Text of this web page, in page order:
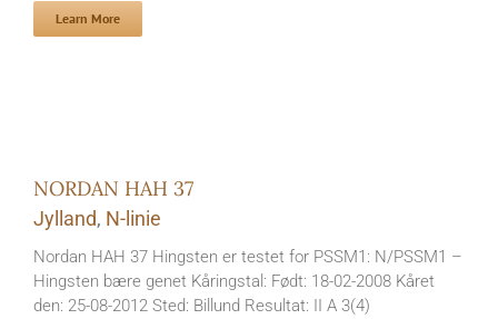
Learn More
NORDAN HAH 37
Jylland, N-linie
Nordan HAH 37 Hingsten er testet for PSSM1: N/PSSM1 –
Hingsten bære genet Kåringstal: Født: 18-02-2008 Kåret
den: 25-08-2012 Sted: Billund Resultat: II A 3(4)